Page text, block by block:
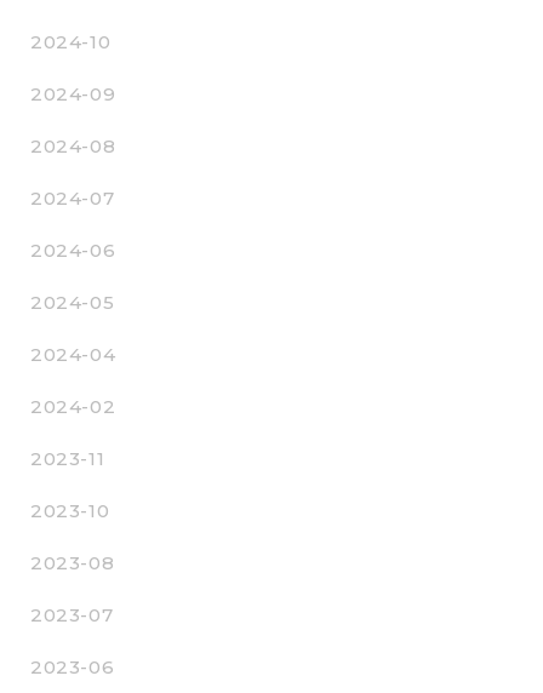
2024-10
2024-09
2024-08
2024-07
2024-06
2024-05
2024-04
2024-02
2023-11
2023-10
2023-08
2023-07
2023-06